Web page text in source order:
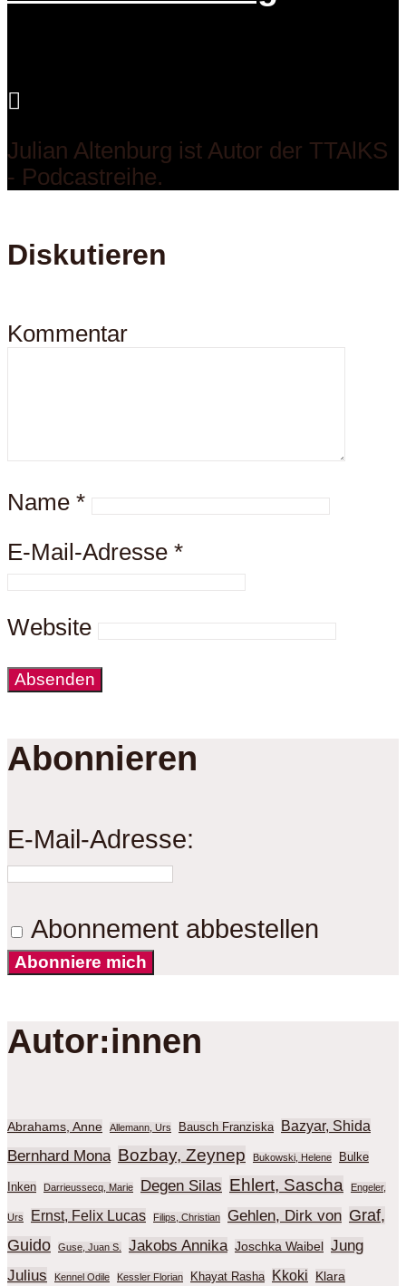
Julian Altenburg ist Autor der TTAlKS
- Podcastreihe.
Diskutieren
Kommentar
Name *
E-Mail-Adresse *
Website
Abonnieren
E-Mail-Adresse:
Abonnement abbestellen
Abonniere mich
Autor:innen
Abrahams, Anne Allemann, Urs Bausch Franziska Bazyar, Shida
Bernhard Mona Bozbay, Zeynep Bukowski, Helene Bulke
Inken Darrieussecq, Marie Degen Silas Ehlert, Sascha Engeler,
Urs Ernst, Felix Lucas Filips, Christian Gehlen, Dirk von Graf,
Guido
Guse, Juan S. Jakobs Annika Joschka Waibel Jung
Julius
Kennel Odile Kessler Florian Khayat Rasha Kkoki Klara